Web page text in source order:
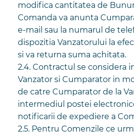
modifica cantitatea de
Comanda va anunta
e-mail sau la numarul de
dispozitia Vanzatorului la
si va returna suma achitata.
2.4. Contractul se considera
Vanzator si Cumparator in
de catre Cumparator de la
intermediul postei
notificarii de expediere a
2.5. Pentru Comenzile ce